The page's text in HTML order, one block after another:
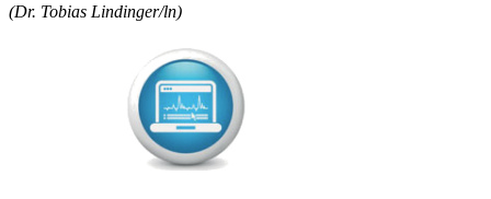
(Dr. Tobias Lindinger/ln)